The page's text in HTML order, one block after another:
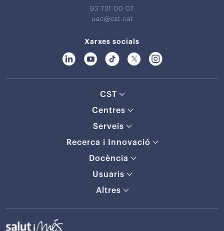
93 731 00 07
uac@cst.cat
Xarxes socials
CST
Centres
Serveis
Recerca i Innovació
Docència
Usuaris
Altres